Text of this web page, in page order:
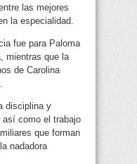
las mejores
la especialidad.
fue para Paloma
mientras que la
de Carolina
disciplina y
como el trabajo
que forman
nadadora